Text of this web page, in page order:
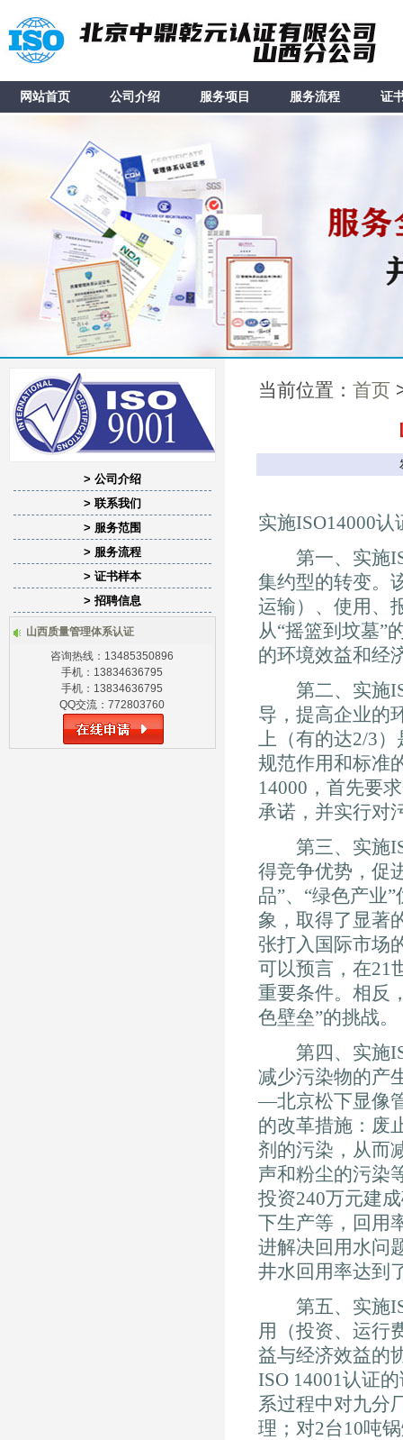
网站首页 公司介绍 服务项目 服务流程 证
> 公司介绍
> 联系我们
> 服务范围
> 服务流程
> 证书样本
> 招聘信息
山西质量管理体系认证
咨询热线：13485350896
手机：13834636795
手机：13834636795
QQ交流：772803760
当前位置： 首页
实施ISO14000
第一、实施
集约型的转变。
运输）、使用、
从“摇篮到坟墓”
的环境效益和经
第二、实施
导，提高企业的
上（有的达2/3
规范作用和标准
14000，首先要
承诺，并实行对
第三、实施
得竞争优势，促
品”、“绿色产业
象，取得了显著
张打入国际市场
可以预言，在21
重要条件。相反
色壁垒”的挑战。
第四、实施
减少污染物的产
—北京松下显像
的改革措施：废
剂的污染，从而
声和粉尘的污染
投资240万元建
下生产等，回用
进解决回用水问
井水回用率达到
第五、实施
用（投资、运行
益与经济效益的
ISO 14001认证
系过程中对九分
理；对2台10吨